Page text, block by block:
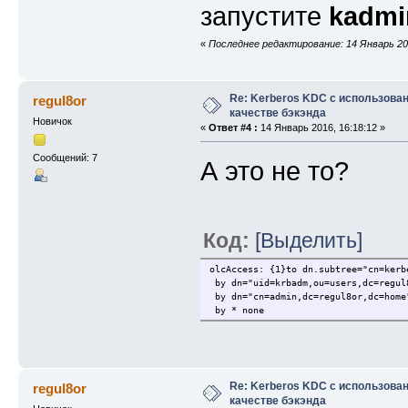
запустите
« Последнее редактирование: 14 Январь
regul8or
Новичок
Сообщений: 7
Re: Kerberos KDC с
качестве бэкэнда
« Ответ #4 : 14 Январь 2016, 16:18:12 »
А это не то?
Код: [Выделить]
olcAccess: {1}to
by
by
by * none
regul8or
Re: Kerberos KDC с
качестве бэкэнда